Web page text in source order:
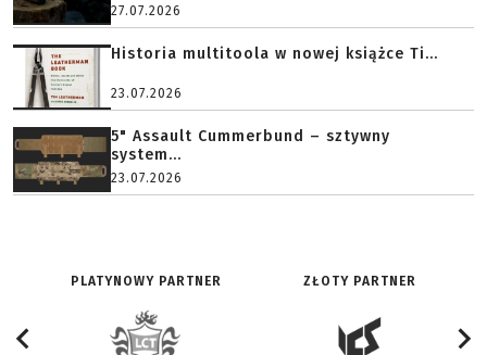
27.07.2026
Historia multitoola w nowej książce Ti...
23.07.2026
5" Assault Cummerbund – sztywny
system...
23.07.2026
PLATYNOWY PARTNER ZŁOTY PARTNER